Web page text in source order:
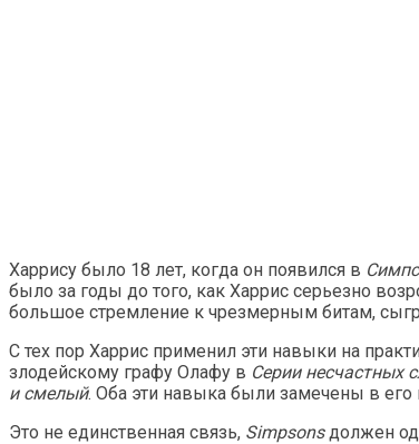
Харрису было 18 лет, когда он появился в
было за годы до того, как Харрис серьезно
большое стремление к чрезмерным битам,
С тех пор Харрис применил эти навыки на
злодейскому графу Олафу в Серии несчастных
и смелый. Оба эти навыка были замечены в его
Это не единственная связь, Simpsonsдолжен